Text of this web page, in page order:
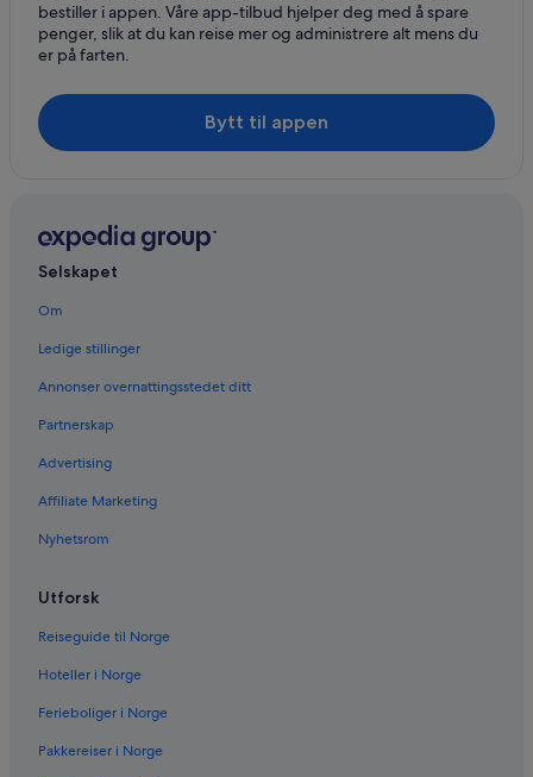
bestiller i appen. Våre app-tilbud hjelper deg med å spare
penger, slik at du kan reise mer og administrere alt mens du
er på farten.
Bytt til appen
Selskapet
Om
Ledige stillinger
Annonser overnattingsstedet ditt
Partnerskap
Advertising
Affiliate Marketing
Nyhetsrom
Utforsk
Reiseguide til Norge
Hoteller i Norge
Ferieboliger i Norge
Pakkereiser i Norge